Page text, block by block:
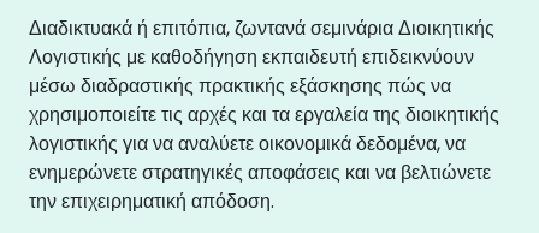
Διαδικτυακά ή επιτόπια, ζωντανά σεμινάρια Διοικητικής
Λογιστικής με καθοδήγηση εκπαιδευτή επιδεικνύουν
μέσω διαδραστικής πρακτικής εξάσκησης πώς να
χρησιμοποιείτε τις αρχές και τα εργαλεία της διοικητικής
λογιστικής για να αναλύετε οικονομικά δεδομένα, να
ενημερώνετε στρατηγικές αποφάσεις και να βελτιώνετε
την επιχειρηματική απόδοση.